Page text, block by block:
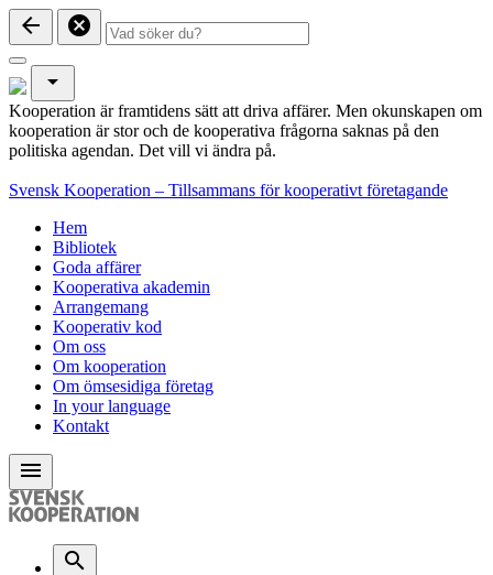
arrow_back cancel
arrow_drop_down
Kooperation är framtidens sätt att driva affärer. Men okunskapen om
kooperation är stor och de kooperativa frågorna saknas på den
politiska agendan. Det vill vi ändra på.
Svensk Kooperation – Tillsammans för kooperativt företagande
Hem
Bibliotek
Goda affärer
Kooperativa akademin
Arrangemang
Kooperativ kod
Om oss
Om kooperation
Om ömsesidiga företag
In your language
Kontakt
menu
search